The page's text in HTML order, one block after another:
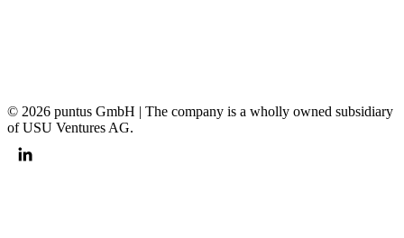
© 2026 puntus GmbH | The company is a wholly owned subsidiary
of USU Ventures AG.